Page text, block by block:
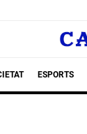
ESPORTS